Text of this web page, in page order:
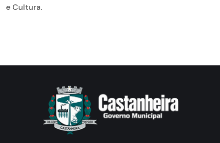
e Cultura.